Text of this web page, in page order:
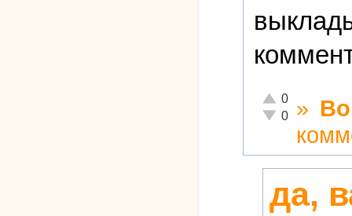
Отлично!
0
Неадекватно!
0 »
да,